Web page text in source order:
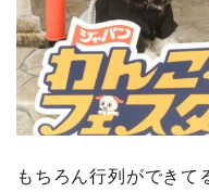
もちろん行列ができて